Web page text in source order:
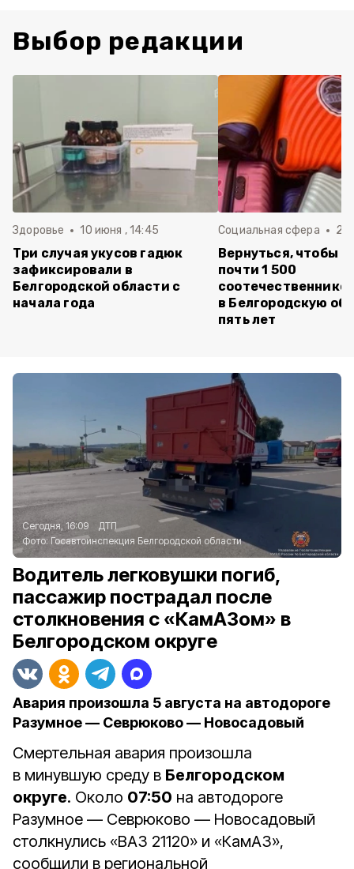
Выбор редакции
Здоровье 10 июня , 14:45
Три случая укусов гадюк
зафиксировали в
Белгородской области с
начала года
Социальная сфера 20
Вернуться, чтобы
почти 1 500
в Белгородскую
пять лет
Сегодня, 16:09
ДТП
Фото: Госавтоинспекция Белгородской области
Водитель легковушки погиб,
пассажир пострадал после
столкновения с «КамАЗом» в
Белгородском округе
Авария произошла 5 августа на автодороге
Разумное — Севрюково — Новосадовый
Смертельная авария произошла
в минувшую среду в Белгородском
округе. Около 07:50 на автодороге
Разумное — Севрюково — Новосадовый
столкнулись «ВАЗ 21120» и «КамАЗ»,
сообщили в региональной